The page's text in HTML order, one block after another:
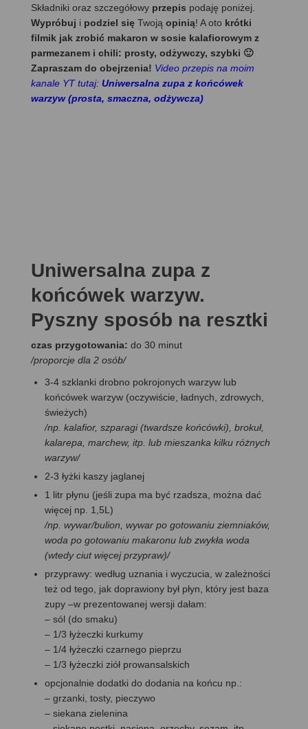
Składniki oraz szczegółowy przepis podaję poniżej.
Wypróbuj i podziel się Twoją opinią! A oto krótki
filmik jak zrobić makaron w sosie kalafiorowym z
parmezanem i chili: prosty, odżywczy, szybki 🙂
Zapraszam do obejrzenia! Video przepis na moim
kanale YT tutaj: Uniwersalna zupa z końcówek
warzyw (prosta, smaczna, odżywcza)
Uniwersalna zupa z
końcówek warzyw.
Pyszny sposób na resztki
czas przygotowania: do 30 minut
/proporcje dla 2 osób/
3-4 szklanki drobno pokrojonych warzyw lub
końcówek warzyw (oczywiście, ładnych, zdrowych,
świeżych)
/np. kalafior, szparagi (twardsze końcówki), brokuł,
kalarepa, marchew, itp. lub mieszanka kilku różnych
warzyw/
2-3 łyżki kaszy jaglanej
1 litr płynu (jeśli zupa ma być rzadsza, można dać
więcej np. 1,5L)
/np. wywar/bulion, wywar po gotowaniu ziemniaków,
woda po gotowaniu makaronu lub zwykła woda
(wtedy ciut więcej przypraw)/
przyprawy: według uznania i wyczucia, w zależności
też od tego, jak doprawiony był płyn, który jest baza
zupy –w prezentowanej wersji dałam:
– sól (do smaku)
– 1/3 łyżeczki kurkumy
– 1/4 łyżeczki czarnego pieprzu
– 1/3 łyżeczki ziół prowansalskich
opcjonalnie dodatki do dodania na końcu np.:
– grzanki, tosty, pieczywo
– siekana zielenina